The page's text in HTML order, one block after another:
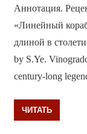
Аннотация.
«Линейный
длиной в
by S.Ye.
century-long
ЧИТАТЬ